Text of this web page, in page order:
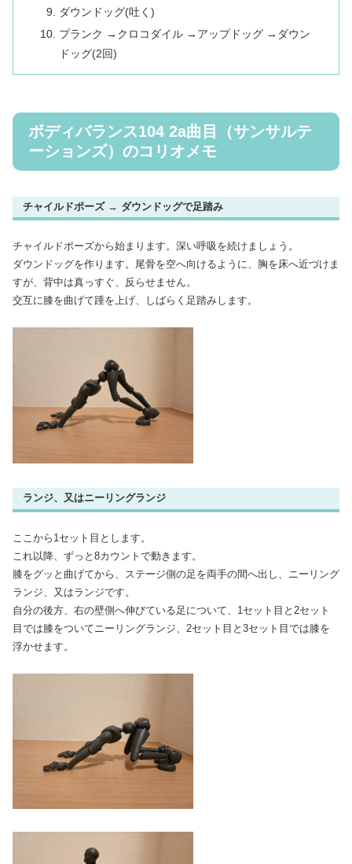
ダウンドッグ(吐く)
プランク →クロコダイル →アップドッグ →ダウン
ドッグ(2回)
ボディバランス104 2a曲目（サンサルテ
ーションズ）のコリオメモ
チャイルドポーズ → ダウンドッグで足踏み
チャイルドポーズから始まります。深い呼吸を続けましょう。
ダウンドッグを作ります。尾骨を空へ向けるように、胸を床へ近づけま
すが、背中は真っすぐ、反らせません。
交互に膝を曲げて踵を上げ、しばらく足踏みします。
ランジ、又はニーリングランジ
ここから1セット目とします。
これ以降、ずっと8カウントで動きます。
膝をグッと曲げてから、ステージ側の足を両手の間へ出し、ニーリング
ランジ、又はランジです。
自分の後方、右の壁側へ伸びている足について、1セット目と2セット
目では膝をついてニーリングランジ、2セット目と3セット目では膝を
浮かせます。